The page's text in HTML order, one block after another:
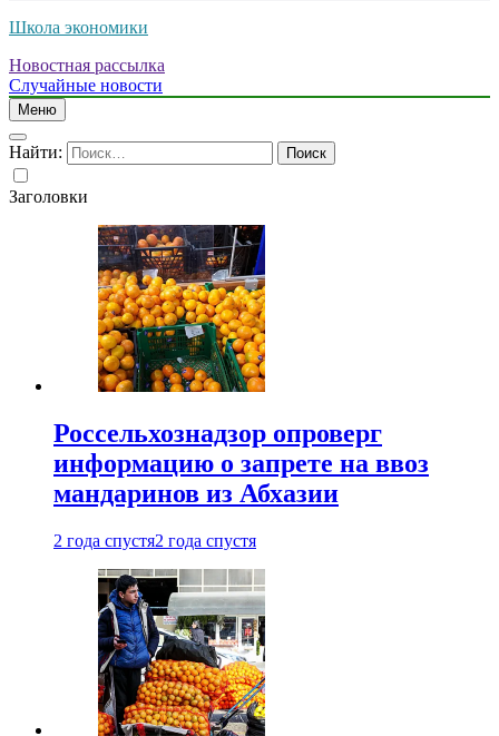
Школа экономики
Новостная рассылка
Случайные новости
Меню
Найти:
Заголовки
Россельхознадзор опроверг
информацию о запрете на ввоз
мандаринов из Абхазии
2 года спустя2 года спустя